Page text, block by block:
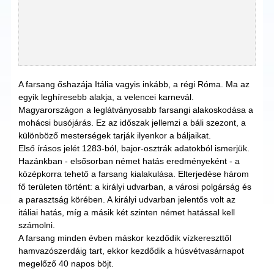
A farsang őshazája Itália vagyis inkább, a régi Róma. Ma az
egyik leghíresebb alakja, a velencei karnevál.
Magyarországon a leglátványosabb farsangi alakoskodása a
mohácsi busójárás. Ez az időszak jellemzi a báli szezont, a
különböző mesterségek tarják ilyenkor a báljaikat.
Első írásos jelét 1283-ból, bajor-osztrák adatokból ismerjük.
Hazánkban - elsősorban német hatás eredményeként - a
középkorra tehető a farsang kialakulása. Elterjedése három
fő területen történt: a királyi udvarban, a városi polgárság és
a parasztság körében. A királyi udvarban jelentős volt az
itáliai hatás, míg a másik két szinten német hatással kell
számolni.
A farsang minden évben máskor kezdődik vízkereszttől
hamvazószerdáig tart, ekkor kezdődik a húsvétvasárnapot
megelőző 40 napos böjt.